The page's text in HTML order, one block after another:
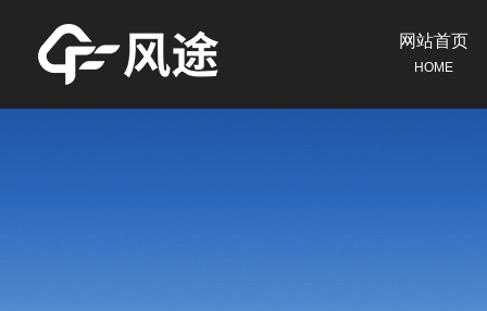
网站首页
HOME